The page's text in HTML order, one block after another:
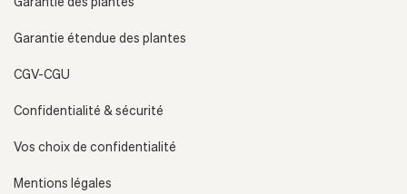
Garantie étendue des plantes
CGV-CGU
Confidentialité & sécurité
Vos choix de confidentialité
Mentions légales